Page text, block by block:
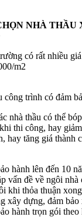
NHÀ THẦU
có rất nhiều
m2
trình có đảm
nhà thầu có thể
thi công, hay
hay tăng giá thành
hành lên đến 10
vấn đề về ngôi nhà
khi thỏa thuận
xây dựng, đảm
hành trọn gói